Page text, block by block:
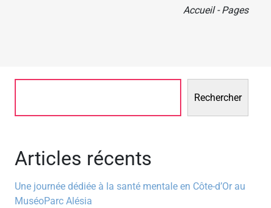
Accueil - Pages
Rechercher
Articles récents
Une journée dédiée à la santé mentale en Côte-d’Or au
MuséoParc Alésia